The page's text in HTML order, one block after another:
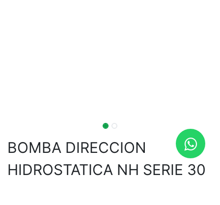
BOMBA DIRECCION
HIDROSTATICA NH SERIE 30